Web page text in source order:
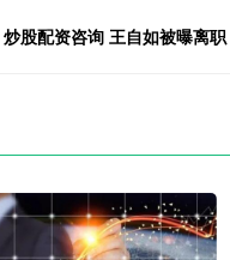
炒股配资咨询 王自如被曝离